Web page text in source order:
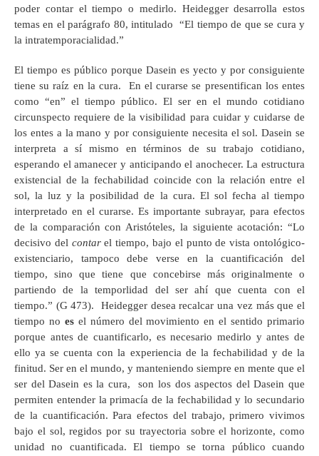
poder contar el tiempo o medirlo. Heidegger desarrolla estos
temas en el parágrafo 80, intitulado “El tiempo de que se cura y
la intratemporacialidad.”
El tiempo es público porque Dasein es yecto y por consiguiente
tiene su raíz en la cura. En el curarse se presentifican los entes
como “en” el tiempo público. El ser en el mundo cotidiano
circunspecto requiere de la visibilidad para cuidar y cuidarse de
los entes a la mano y por consiguiente necesita el sol. Dasein se
interpreta a sí mismo en términos de su trabajo cotidiano,
esperando el amanecer y anticipando el anochecer. La estructura
existencial de la fechabilidad coincide con la relación entre el
sol, la luz y la posibilidad de la cura. El sol fecha al tiempo
interpretado en el curarse. Es importante subrayar, para efectos
de la comparación con Aristóteles, la siguiente acotación: “Lo
decisivo del contarel tiempo, bajo el punto de vista ontológico-
existenciario, tampoco debe verse en la cuantificación del
tiempo, sino que tiene que concebirse más originalmente o
partiendo de la temporlidad del ser ahí que cuenta con el
tiempo.” (G 473). Heidegger desea recalcar una vez más que el
tiempo no esel número del movimiento en el sentido primario
porque antes de cuantificarlo, es necesario medirlo y antes de
ello ya se cuenta con la experiencia de la fechabilidad y de la
finitud. Ser en el mundo, y manteniendo siempre en mente que el
ser del Dasein es la cura, son los dos aspectos del Dasein que
permiten entender la primacía de la fechabilidad y lo secundario
de la cuantificación. Para efectos del trabajo, primero vivimos
bajo el sol, regidos por su trayectoria sobre el horizonte, como
unidad no cuantificada. El tiempo se torna público cuando